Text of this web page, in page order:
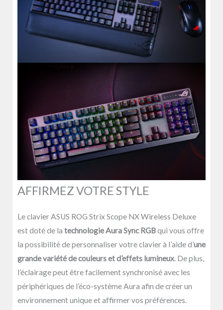
AFFIRMEZ VOTRE STYLE
Le clavier ASUS ROG Strix Scope NX Wireless Deluxe
est doté de la technologie Aura Sync RGBqui vous offre
la possibilité de personnaliser votre clavier à l’aide d’une
grande variété de couleurs et d’effets lumineux. De plus,
l’éclairage peut être facilement synchronisé avec les
périphériques de l’éco-système Aura afin de créer un
environnement unique et affirmer vos préférences.